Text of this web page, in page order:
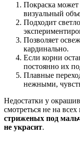
Покраска может
визуальный
Подходит
Позволяет
кардинально.
Если корни
постоянно их
Плавные
нежными,
Недостатки у
смотреться не на
стриженых под
не украсит.